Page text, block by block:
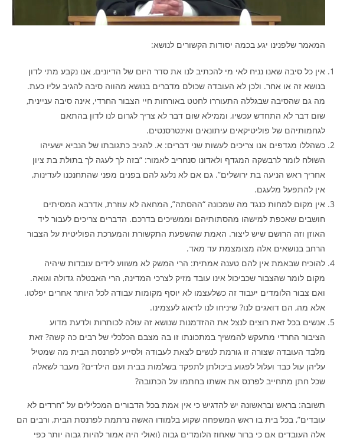
המאמר שלפנינו יגע בכמה יסודות הקשורים לנושא:
אין כל סיבה שאנו נניח לאי מי להכתיב לנו את סדר היום של הדיונים, אנו נקבע מתי לדון
בנושא זה או אחר. ולכן לא העובדה שכולם מדברים בנושא מהווה סיבה להגיב עליו כעת.
מה גם שהסיבה שבגללה התעוררו לחטט באורחות חיי הצבור החרדי, אינה סיבה עניינית,
שום דבר לא התחדש עכשיו, וממילא שום דבר לא צריך לגרום לנו לדון בהתאם
לגחמותיהם של פוליטיקאים עיתונאים ואינטרסנטים.
כשהללו מגדפים אנו צריכים לעשות שני דברים: א. להגיב כתגובתו של הנביא ישעיהו
השולח לומר לרבשקה המגדף ולאדונו סנחריב לאמור: “בזה לך לעגה לך בתולת בת ציון
אחריך ראש הניעה בת ירושלים”. גם אם לא נלעג להם בפנים מפני שהתחנכנו לעדינות,
אין להתפעל מלעגם.
אין מקום למחות כנגד מה שמכונה “ההסתה”, המחאה לא עוזרת, אדרבא המסיתים
חושבים שאכפת למישהו מהסתותיהם וממשיכים בדרכם. הדברים צריכים לעבור ליד
האוזן וזה הרושם שיש ליצור. האמת שהשפעת התקשורת והמערכת הפוליטית על הצבור
הרחב בנושאים אלה מצומצמת עד מאד.
להוכיח שבאמת אין להם טענה אמתית: הרי המשק לא משווע לידים עובדות שיהיה
מקום לומר שהצבור שכביכול אינו עובד מזיק לצרכי המדינה, הרי האבטלה גדולה וגואה.
ואם צבור הלומדים יעבוד זה כשלעצמו לא יוסף מקומות עבודה לכל היותר אחרים יפלטו.
אלא מה, הם דואגים לנו? שיניחו לנו לדאוג לעצמינו.
אנשים בכל זאת רוצים לנצל את ההזדמנות שנושא זה עולה לכותרות ולדעת מדוע
הציבור החרדי מתעקש להמשיך במתכונתו זו בה מצבם הכלכלי של רבים כה קשה? זאת
מלבד העובדה שצורה זו גורמת לנשים לצאת לעבודה ולסייע לפרנסת הבית מה שמטיל
עליהן עול כבד ועלול לפגוע ביכולתן לתפקד בשלמות בבית ועם הילדים? מעבר לשאלה
שכל חתן מתחייב לפרנס את אשתו בחתמו על הכתובה?
תשובה: בראש ובראשונה יש להדגיש כי אין אמת בכל הדבורים המכלילים על “חרדים לא
עובדים”, בכל בית בו ראש המשפחה שקוע בלמודו האשה נרתמת לפרנסת הבית, ורבים הם
אלה העובדים אם כי ברור שאחוז הלומדים גבוה (ואולי היה אמור להיות גבוה יותר כפי